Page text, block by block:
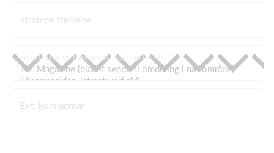
Strømpe størrelse
Hvorfra har du hørt om St. Restrup IF (RIF)?
Evt. kommentar